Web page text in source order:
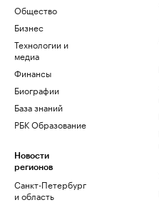
Общество
Бизнес
Технологии и
медиа
Финансы
Биографии
База знаний
РБК Образование
Новости
регионов
Санкт-Петербург
и область